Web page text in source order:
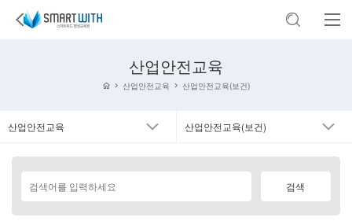
산업안전교육
산업안전교육 산업안전교육(보건)
산업안전교육 산업안전교육(보건)